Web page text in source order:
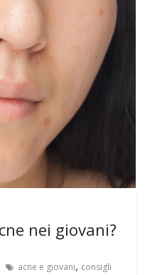
nei giovani?
acne e giovani, consigli